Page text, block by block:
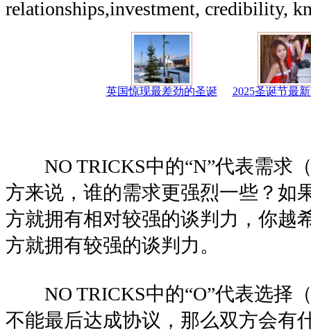
relationships,investment, credibility,
英国惊现最差劲的圣诞 2025圣诞节最
NO TRICKS中的“N”代表需求（
方来说，谁的需求更强烈一些？如
方就拥有相对较强的谈判力，你越
方就拥有较强的谈判力。
NO TRICKS中的“O”代表选择（
不能最后达成协议，那么双方会有